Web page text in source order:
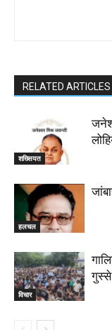
RELATED ARTICLES
शख्सियत
हलचल
विचार